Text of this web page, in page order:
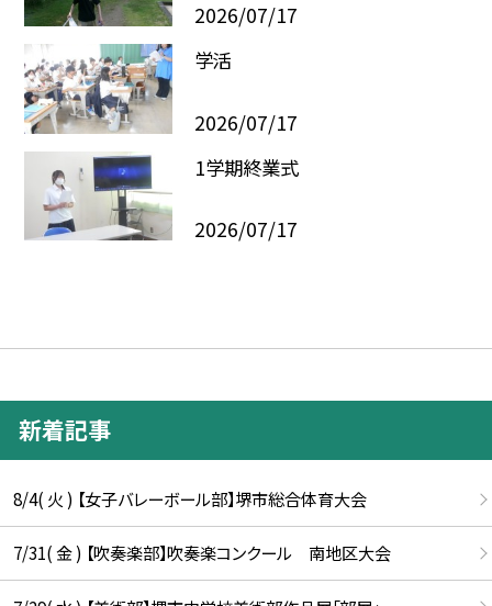
2026/07/17
学活
2026/07/17
1学期終業式
2026/07/17
新着記事
8/4( 火 ) 【女子バレーボール部】堺市総合体育大会
7/31( 金 ) 【吹奏楽部】吹奏楽コンクール 南地区大会